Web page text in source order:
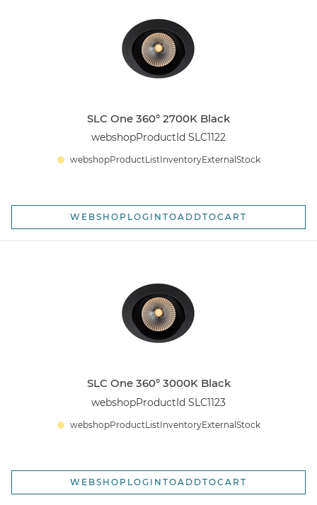
SLC One 360° 2700K Black
webshopProductId SLC1122
webshopProductListInventoryExternalStock
WEBSHOPLOGINTOADDTOCART
SLC One 360° 3000K Black
webshopProductId SLC1123
webshopProductListInventoryExternalStock
WEBSHOPLOGINTOADDTOCART